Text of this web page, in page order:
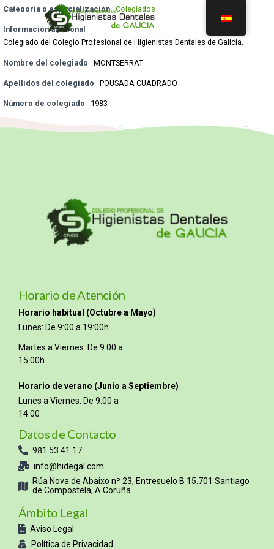
Categoría o especialización Colegiados
Información adicional
Colegiado del Colegio Profesional de Higienistas Dentales de Galicia.
Nombre del colegiado MONTSERRAT
Apellidos del colegiado POUSADA CUADRADO
Número de colegiado 1983
Horario de Atención
Horario habitual (Octubre a Mayo)
Lunes: De 9:00 a 19:00h
Martes a Viernes: De 9:00 a
15:00h
Horario de verano (Junio a Septiembre)
Lunes a Viernes: De 9:00 a
14:00
Datos de Contacto
981 53 41 17
info@hidegal.com
Rúa Nova de Abaixo nº 23, Entresuelo B 15.701 Santiago
de Compostela, A Coruña
Ámbito Legal
Aviso Legal
Política de Privacidad